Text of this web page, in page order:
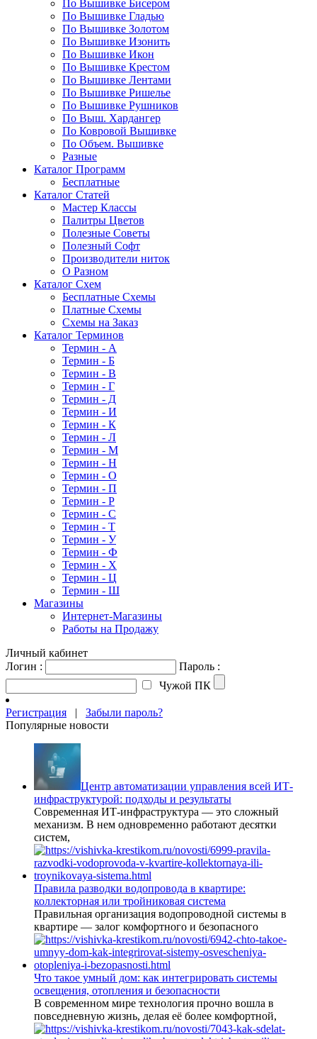
По Вышивке Бисером
По Вышивке Гладью
По Вышивке Золотом
По Вышивке Изонить
По Вышивке Икон
По Вышивке Крестом
По Вышивке Лентами
По Вышивке Ришелье
По Вышивке Рушников
По Выш. Хардангер
По Ковровой Вышивке
По Объем. Вышивке
Разные
Каталог Программ
Бесплатные
Каталог Статей
Мастер Классы
Палитры Цветов
Полезные Советы
Полезный Софт
Производители ниток
О Разном
Каталог Схем
Бесплатные Схемы
Платные Схемы
Схемы на Заказ
Каталог Терминов
Термин - А
Термин - Б
Термин - В
Термин - Г
Термин - Д
Термин - И
Термин - К
Термин - Л
Термин - М
Термин - Н
Термин - О
Термин - П
Термин - Р
Термин - С
Термин - Т
Термин - У
Термин - Ф
Термин - Х
Термин - Ц
Термин - Ш
Магазины
Интернет-Магазины
Работы на Продажу
Личный кабинет
Логин :
Пароль :
Чужой ПК
Регистрация | Забыли пароль?
Популярные новости
Центр автоматизации управления всей ИТ-
инфраструктурой: подходы и результаты
Современная ИТ-инфраструктура — это сложный
механизм. В нем одновременно работают десятки
систем,
Правила разводки водопровода в квартире:
коллекторная или тройниковая система
Правильная организация водопроводной системы в
квартире — залог комфортного и безопасного
Что такое умный дом: как интегрировать системы
освещения, отопления и безопасности
В современном мире технология прочно вошла в
повседневную жизнь, делая её более комфортной,